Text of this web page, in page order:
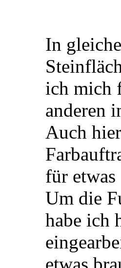
In
ich mich
anderen
Auch
für
Um die
habe ich